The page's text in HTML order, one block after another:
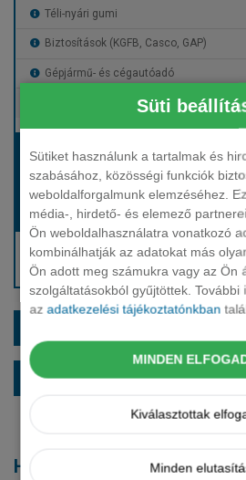
Süti
Sütiket használunk a tartalmak és
szabásához, közösségi funkciók
weboldalforgalmunk elemzéséhez.
média-, hirdető- és elemező
Ön weboldalhasználatra vonatkozó
kombinálhatják az adatokat más
Ön adott meg számukra vagy az Ön
szolgáltatásokból gyűjtöttek. További
azadatkezelési tájékoztatónkban
MINDEN
Kiválasztottak
Minden
Téli-nyári gumi
Biztosítások (KGFB, Casco, GAP)
Gépjármű- és cégautóadó
Európai assistance
Bérleti díj:
Induló
Hívjon: +36 1
Kérjen
ALAPFELSZERELTSÉG
Hasonló modellek